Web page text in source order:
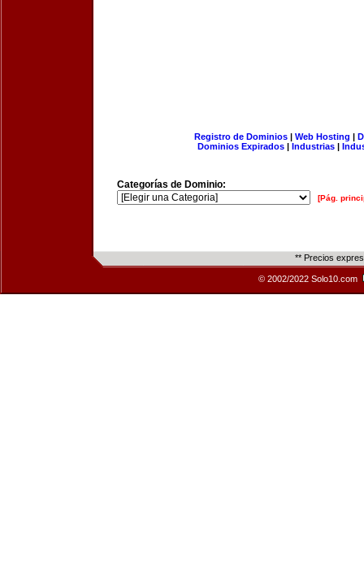
Registro de Dominios| Web Hosting |
Dominios Expirados | Industrias |
Categorías de Dominio:
[Pág.
** Precios
© 2002/2022 Solo10.com